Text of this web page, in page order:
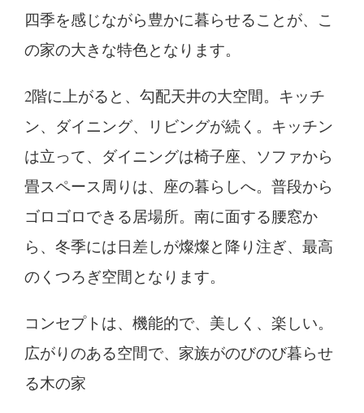
四季を感じながら豊かに暮らせることが、こ
の家の大きな特色となります。
2階に上がると、勾配天井の大空間。キッチ
ン、ダイニング、リビングが続く。キッチン
は立って、ダイニングは椅子座、ソファから
畳スペース周りは、座の暮らしへ。普段から
ゴロゴロできる居場所。南に面する腰窓か
ら、冬季には日差しが燦燦と降り注ぎ、最高
のくつろぎ空間となります。
コンセプトは、機能的で、美しく、楽しい。
広がりのある空間で、家族がのびのび暮らせ
る木の家